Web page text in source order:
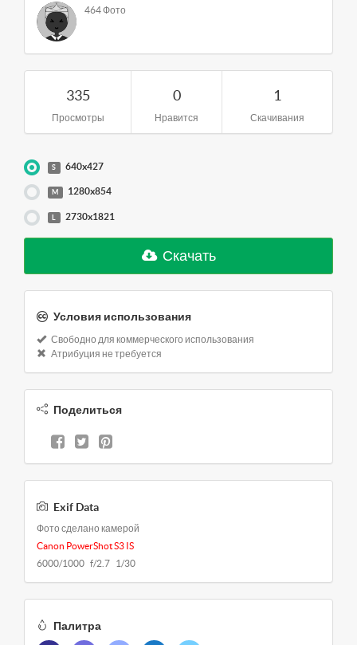
464 Фото
335
Просмотры
0
Нравится
1
Скачивания
S 640x427
M 1280x854
2730x1821
Скачать
Условия использования
Свободно для коммерческого использования
Атрибуция не требуется
Поделиться
Exif Data
Фото сделано камерой
Canon PowerShot S3 IS
6000/1000 f/2.7 1/30
Палитра